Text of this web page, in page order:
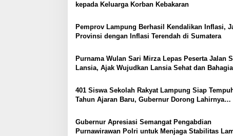
kepada Keluarga Korban Kebakaran
Pemprov Lampung Berhasil Kendalikan Inflasi,
Provinsi dengan Inflasi Terendah di Sumatera
Purnama Wulan Sari Mirza Lepas Peserta Jalan
Lansia, Ajak Wujudkan Lansia Sehat dan Bahagia
401 Siswa Sekolah Rakyat Lampung Siap
Tahun Ajaran Baru, Gubernur Dorong Lahirnya
Gubernur Apresiasi Semangat Pengabdian
Purnawirawan Polri untuk Menjaga Stabilitas